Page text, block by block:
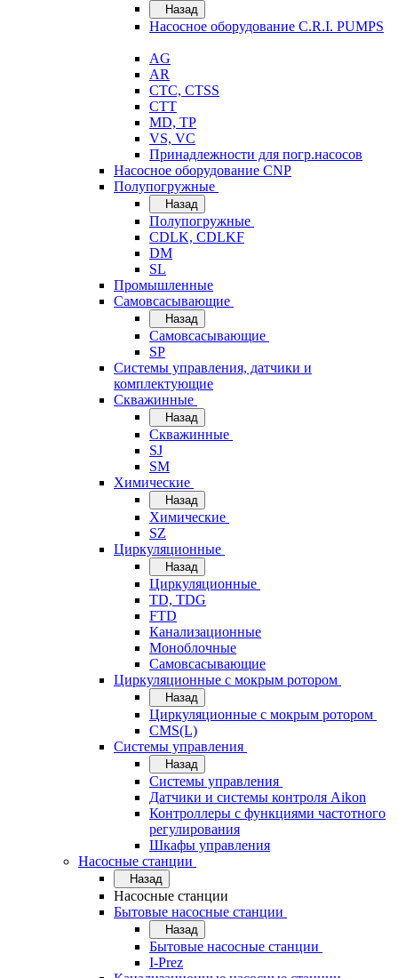
Назад
Насосное оборудование C.R.I. PUMPS
AG
AR
CTC, CTSS
CTT
MD, TP
VS, VC
Принадлежности для погр.насосов
Насосное оборудование CNP
Полупогружные
Назад
Полупогружные
CDLK, CDLKF
DM
SL
Промышленные
Самовсасывающие
Назад
Самовсасывающие
SP
Системы управления, датчики и
комплектующие
Скважинные
Назад
Скважинные
SJ
SM
Химические
Назад
Химические
SZ
Циркуляционные
Назад
Циркуляционные
TD, TDG
FTD
Канализационные
Моноблочные
Самовсасывающие
Циркуляционные с мокрым ротором
Назад
Циркуляционные с мокрым ротором
CMS(L)
Системы управления
Назад
Системы управления
Датчики и системы контроля Aikon
Контроллеры с функциями частотного
регулирования
Шкафы управления
Насосные станции
Назад
Насосные станции
Бытовые насосные станции
Назад
Бытовые насосные станции
I-Prez